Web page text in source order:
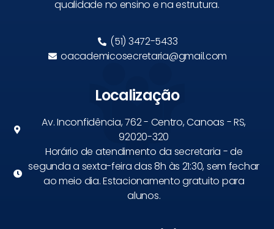
qualidade no ensino e na estrutura.
(51) 3472-5433
oacademicosecretaria@gmail.com
Localização
Av. Inconfidência, 762 - Centro, Canoas - RS,
92020-320
Horário de atendimento da secretaria - de
segunda a sexta-feira das 8h às 21:30, sem fechar
ao meio dia. Estacionamento gratuito para
alunos.